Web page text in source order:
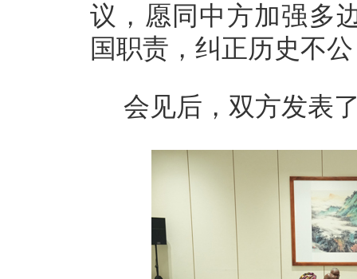
议，愿同中方加强多
国职责，纠正历史不
会见后，双方发表